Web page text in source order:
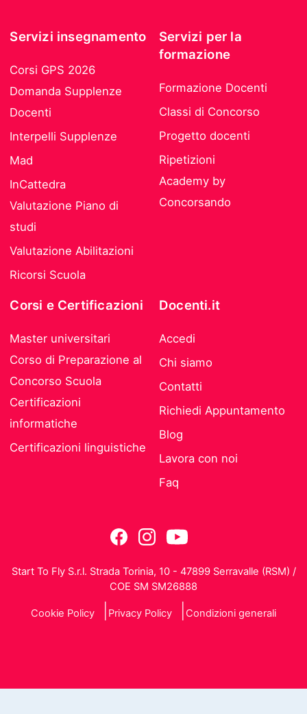
Servizi insegnamento
Corsi GPS 2026
Domanda Supplenze
Docenti
Interpelli Supplenze
Mad
InCattedra
Valutazione Piano di
studi
Valutazione Abilitazioni
Ricorsi Scuola
Servizi per la
formazione
Formazione Docenti
Classi di Concorso
Progetto docenti
Ripetizioni
Academy by
Concorsando
Corsi e Certificazioni
Master universitari
Corso di Preparazione al
Concorso Scuola
Certificazioni
informatiche
Certificazioni linguistiche
Docenti.it
Accedi
Chi siamo
Contatti
Richiedi Appuntamento
Blog
Lavora con noi
Faq
Start To Fly S.r.l. Strada Torinia, 10 - 47899 Serravalle (RSM) /
COE SM SM26888
Cookie Policy Privacy Policy Condizioni generali